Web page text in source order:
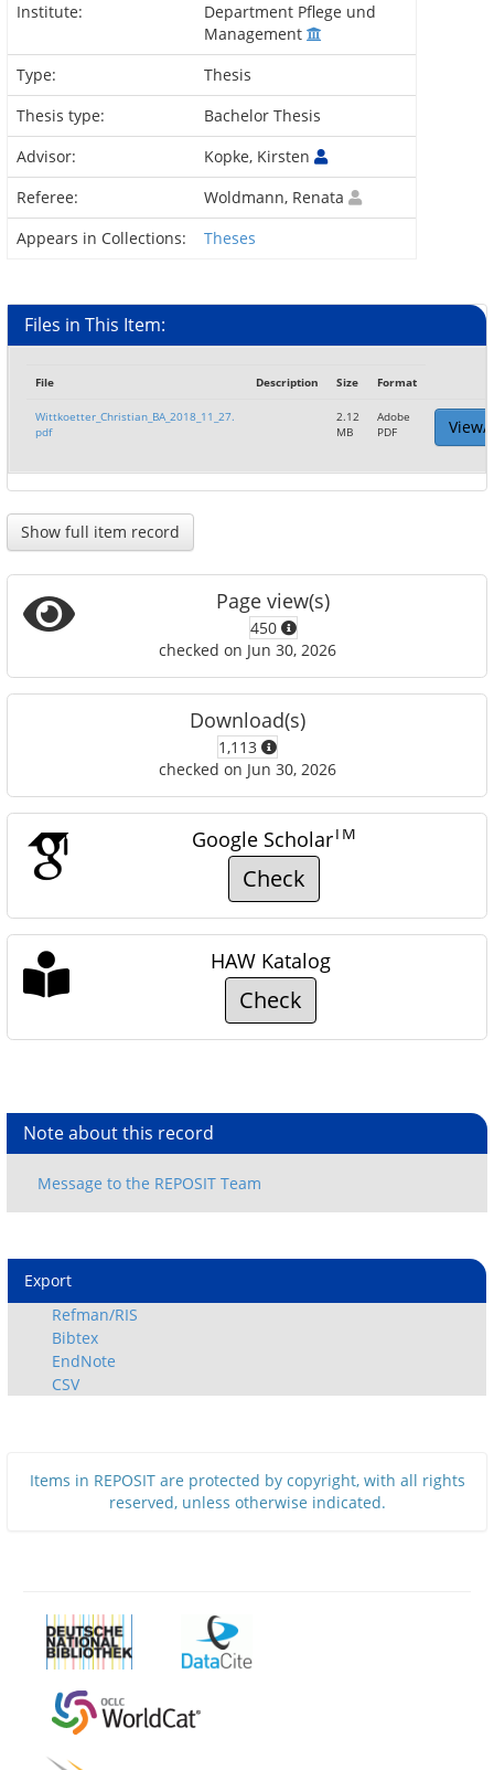
Institute:
Department Pflege und
Management
Type:
Thesis
Thesis type:
Bachelor Thesis
Advisor:
Kopke, Kirsten
Referee:
Woldmann, Renata
Appears in Collections:
Theses
Files in This Item:
File Description Size Format
Wittkoetter_Christian_BA_2018_11_27.
pdf
2.12
MB
Adobe
PDF
View/
Show full item record
Page view(s)
450
checked on Jun 30, 2026
Download(s)
1,113
checked on Jun 30, 2026
Google ScholarTM
Check
HAW Katalog
Check
Note about this record
Export
Refman/RIS
Bibtex
EndNote
CSV
Items in REPOSIT are protected by copyright, with all rights
reserved, unless otherwise indicated.